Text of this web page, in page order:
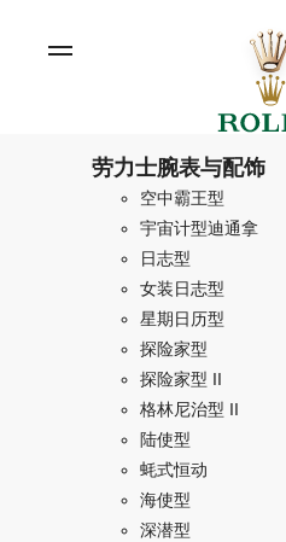
劳力士腕表与配饰
空中霸王型
宇宙计型迪通拿
日志型
女装日志型
星期日历型
探险家型
探险家型 II
格林尼治型 II
陆使型
蚝式恒动
海使型
深潜型